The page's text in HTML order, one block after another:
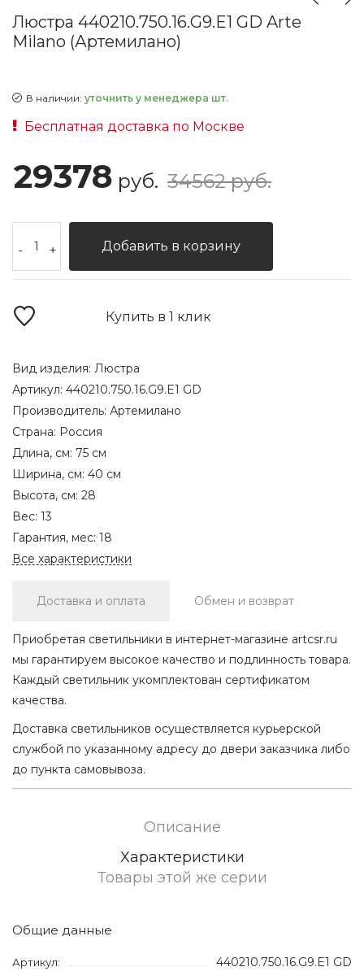
Люстра 440210.750.16.G9.E1 GD Arte
Milano (Артемилано)
В наличии: уточнить у менеджера шт.
Бесплатная доставка по Москве
29378 руб. 34562 руб.
- + Добавить в корзину
Купить в 1 клик
Вид изделия: Люстра
Артикул: 440210.750.16.G9.E1 GD
Производитель: Артемилано
Страна: Россия
Длина, см: 75 см
Ширина, см: 40 см
Высота, см: 28
Вес: 13
Гарантия, мес: 18
Все характеристики
Доставка и оплата Обмен и возврат
Приобретая светильники в интернет-магазине artcsr.ru
мы гарантируем высокое качество и подлинность товара.
Каждый светильник укомплектован сертификатом
качества.
Доставка светильников осуществляется курьерской
службой по указанному адресу до двери заказчика либо
до пункта самовывоза.
Описание
Характеристики
Товары этой же серии
Общие данные
Артикул: 440210.750.16.G9.E1 GD